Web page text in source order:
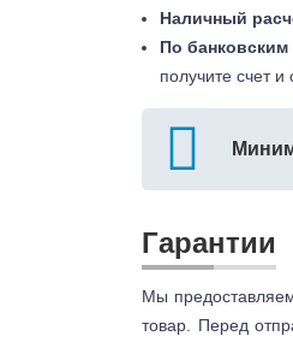
Наличный
По
получите счет
Гарантии
Мы
товар. Перед